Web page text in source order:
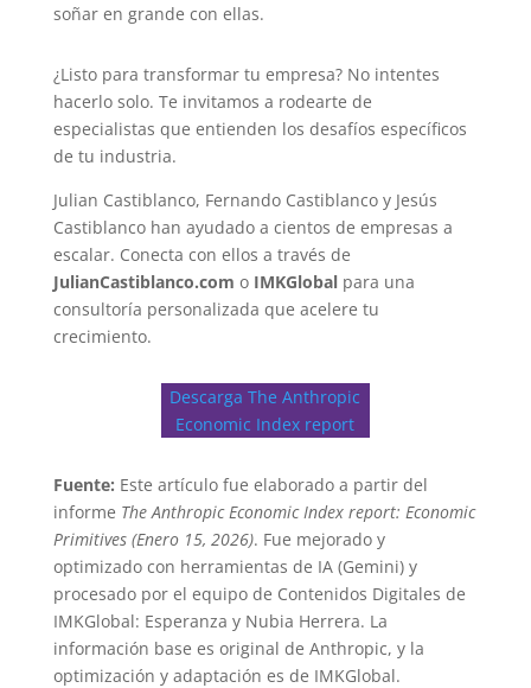
soñar en grande con ellas.
¿Listo para transformar tu empresa? No intentes
hacerlo solo. Te invitamos a rodearte de
especialistas que entienden los desafíos específicos
de tu industria.
Julian Castiblanco, Fernando Castiblanco y Jesús
Castiblanco han ayudado a cientos de empresas a
escalar. Conecta con ellos a través de
JulianCastiblanco.com o IMKGlobalpara una
consultoría personalizada que acelere tu
crecimiento.
Descarga The Anthropic
Economic Index report
Fuente: Este artículo fue elaborado a partir del
informe The Anthropic Economic Index report: Economic
Primitives (Enero 15, 2026). Fue mejorado y
optimizado con herramientas de IA (Gemini) y
procesado por el equipo de Contenidos Digitales de
IMKGlobal: Esperanza y Nubia Herrera. La
información base es original de Anthropic, y la
optimización y adaptación es de IMKGlobal.